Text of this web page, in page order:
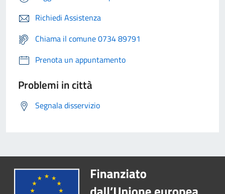
Richiedi Assistenza
Chiama il comune 0734 89791
Prenota un appuntamento
Problemi in città
Segnala disservizio